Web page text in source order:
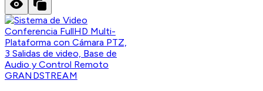
GRANDSTREAM